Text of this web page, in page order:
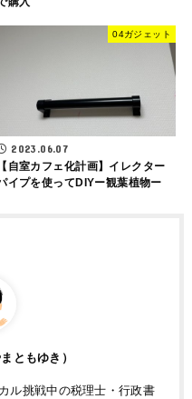
04ガジェット
2023.06.07
【自室カフェ化計画】イレクター
イプを使ってDIYー観葉植物ー
ともゆき）
ル挑戦中の税理士・行政書